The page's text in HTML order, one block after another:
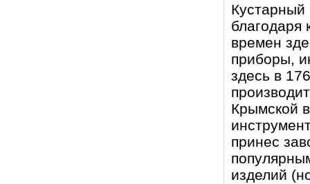
Кустарный
благодаря
времен
приборы,
здесь в
Крымской
принес
изделий